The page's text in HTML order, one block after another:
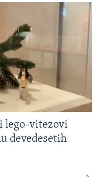
lego-vitezovi
devedesetih